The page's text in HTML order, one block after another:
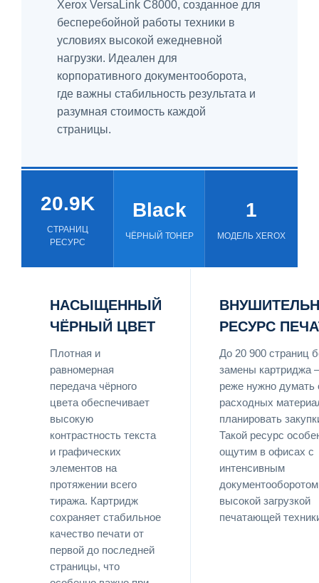
Xerox VersaLink C8000, созданное для
бесперебойной работы техники в
условиях высокой ежедневной
нагрузки. Идеален для
корпоративного документооборота,
где важны стабильность результата и
разумная стоимость каждой
страницы.
20.9K
СТРАНИЦ
РЕСУРС
Black
ЧЁРНЫЙ ТОНЕР
1
МОДЕЛЬ XEROX
НАСЫЩЕННЫЙ
ЧЁРНЫЙ ЦВЕТ
Плотная и
равномерная
передача чёрного
цвета обеспечивает
высокую
контрастность текста
и графических
элементов на
протяжении всего
тиража. Картридж
сохраняет стабильное
качество печати от
первой до последней
страницы, что
РЕСУРС
До 20 900 страниц
замены картриджа
реже нужно думать
расходных
планировать
Такой ресурс
ощутим в офисах с
интенсивным
высокой загрузкой
печатающей